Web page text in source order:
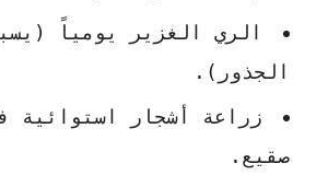
الري الغزير يومياً
الجذور).
زراعة أشجار استوائية
صقيع.